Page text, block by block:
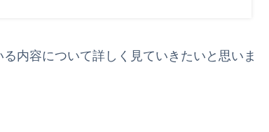
内容について詳しく見ていきたいと思いま